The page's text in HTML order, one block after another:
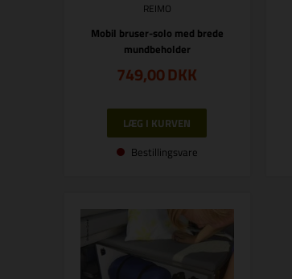
REIMO
Mobil bruser-solo med brede
mundbeholder
749,00DKK
Bestillingsvare